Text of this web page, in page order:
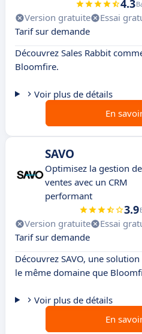
4.3
Version gratuite Essai
Tarif sur demande
Découvrez Sales Rabbit
Bloomfire.
Voir plus de détails
En
SAVO
Optimisez la gestion
ventes avec un CRM
performant
3.9
Version gratuite Essai
Tarif sur demande
Découvrez SAVO, une
le même domaine que
Voir plus de détails
En